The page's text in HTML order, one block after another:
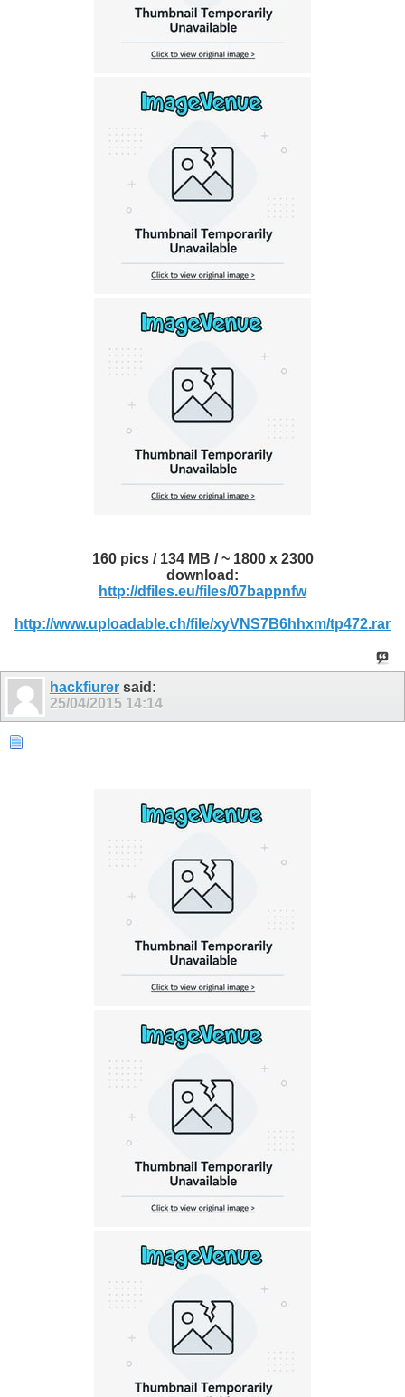
160 pics / 134 MB / ~ 1800 x 2300
download:
http://dfiles.eu/files/07bappnfw
http://www.uploadable.ch/file/xyVNS7B6hhxm/tp472.rar
hackfiurer said:
25/04/2015 14:14